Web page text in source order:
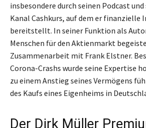
insbesondere durch seinen Podcast und
Kanal Cashkurs, auf dem er
bereitstellt. In seiner Funktion als
Menschen für den Aktienmarkt
Zusammenarbeit mit Frank Elstner.
Corona-Crashs wurde seine Expertise
zu einem Anstieg seines Vermögens
des Kaufs eines Eigenheims in
Der Dirk Müller